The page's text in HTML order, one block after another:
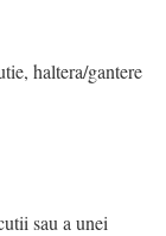
haltera/gantere
sau a unei